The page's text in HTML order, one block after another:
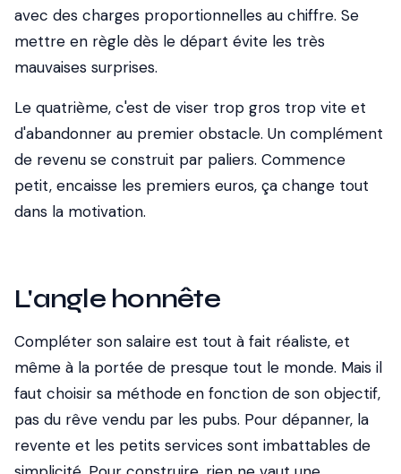
avec des charges proportionnelles au chiffre. Se
mettre en règle dès le départ évite les très
mauvaises surprises.
Le quatrième, c'est de viser trop gros trop vite et
d'abandonner au premier obstacle. Un complément
de revenu se construit par paliers. Commence
petit, encaisse les premiers euros, ça change tout
dans la motivation.
L'angle honnête
Compléter son salaire est tout à fait réaliste, et
même à la portée de presque tout le monde. Mais il
faut choisir sa méthode en fonction de son objectif,
pas du rêve vendu par les pubs. Pour dépanner, la
revente et les petits services sont imbattables de